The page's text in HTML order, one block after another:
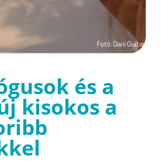
és a
kisokos a